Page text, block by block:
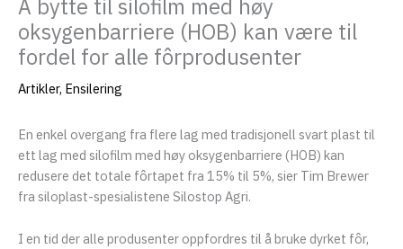
Å bytte til silofilm med høy
oksygenbarriere (HOB) kan være til
fordel for alle fôrprodusenter
Artikler, Ensilering
En enkel overgang fra flere lag med tradisjonell svart plast til
ett lag med silofilm med høy oksygenbarriere (HOB) kan
redusere det totale fôrtapet fra 15% til 5%, sier Tim Brewer
fra siloplast-spesialistene Silostop Agri.
I en tid der alle produsenter oppfordres til å bruke dyrket fôr,